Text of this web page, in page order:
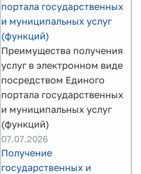
портала государственных
и муниципальных услуг
(функций)
Преимущества получения
услуг в электронном виде
посредством Единого
портала государственных
и муниципальных услуг
(функций)
07.07.2026
Получение
государственных и